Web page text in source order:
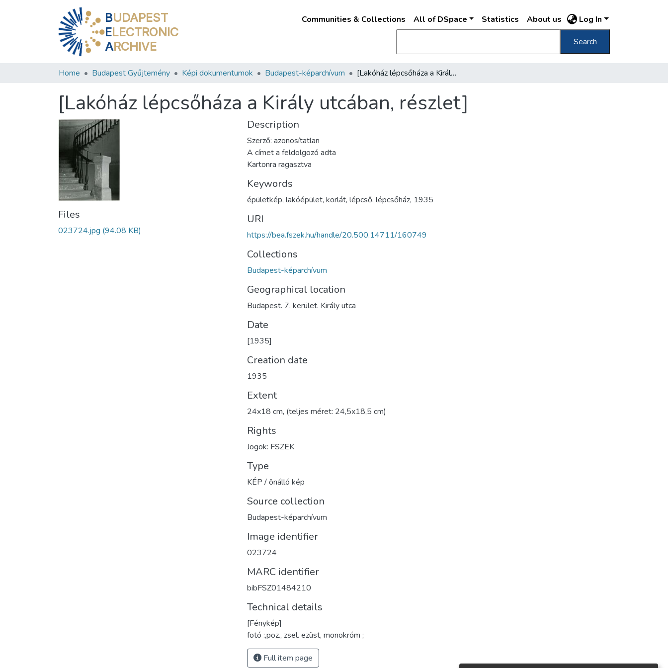
BUDAPEST
ELECTRONIC
ARCHIVE
Communities & Collections All of DSpace Statistics About us Log In
Search
Home Budapest Gyűjtemény Képi dokumentumok Budapest-képarchívum [Lakóház lépcsőháza a Király utcában, részlet]
[Lakóház lépcsőháza a Király utcában, részlet]
Files
023724.jpg (94.08 KB)
Description
Szerző: azonosítatlan
A címet a feldolgozó adta
Kartonra ragasztva
Keywords
épületkép, lakóépület, korlát, lépcső, lépcsőház, 1935
URI
https://bea.fszek.hu/handle/20.500.14711/160749
Collections
Budapest-képarchívum
Geographical location
Budapest. 7. kerület. Király utca
Date
[1935]
Creation date
1935
Extent
24x18 cm, (teljes méret: 24,5x18,5 cm)
Rights
Jogok: FSZEK
Type
KÉP / önálló kép
Source collection
Budapest-képarchívum
Image identifier
023724
MARC identifier
bibFSZ01484210
Technical details
[Fénykép]
fotó :,poz., zsel. ezüst, monokróm ;
Full item page